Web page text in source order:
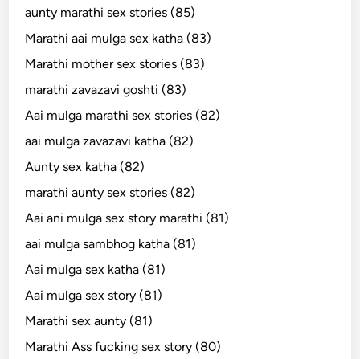
aunty marathi sex stories (85)
Marathi aai mulga sex katha (83)
Marathi mother sex stories (83)
marathi zavazavi goshti (83)
Aai mulga marathi sex stories (82)
aai mulga zavazavi katha (82)
Aunty sex katha (82)
marathi aunty sex stories (82)
Aai ani mulga sex story marathi (81)
aai mulga sambhog katha (81)
Aai mulga sex katha (81)
Aai mulga sex story (81)
Marathi sex aunty (81)
Marathi Ass fucking sex story (80)